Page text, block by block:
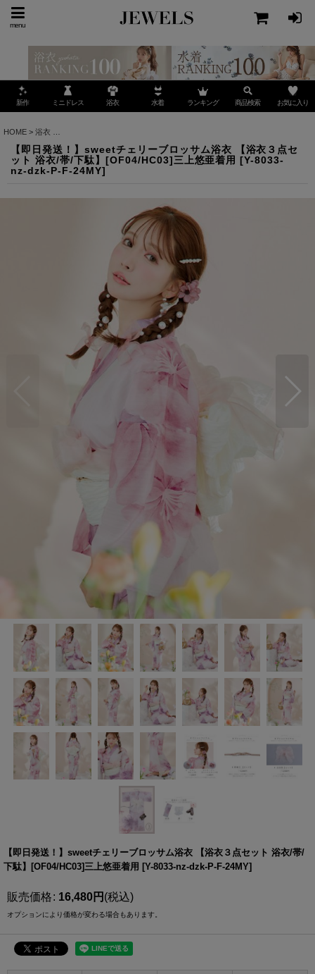
menu
新作 ミニドレス 浴衣 水着 ランキング 商品検索 お気に入り
HOME > 浴衣
【即日発送！】sweetチェリーブロッサム浴衣 【浴衣３点セ
ット 浴衣/帯/下駄】[OF04/HC03]三上悠亜着用 [Y-8033-
nz-dzk-P-F-24MY]
【即日発送！】sweetチェリーブロッサム浴衣 【浴衣３点セット 浴衣/帯/
下駄】[OF04/HC03]三上悠亜着用 [Y-8033-nz-dzk-P-F-24MY]
販売価格: 16,480円 (税込)
オプションにより価格が変わる場合もあります。